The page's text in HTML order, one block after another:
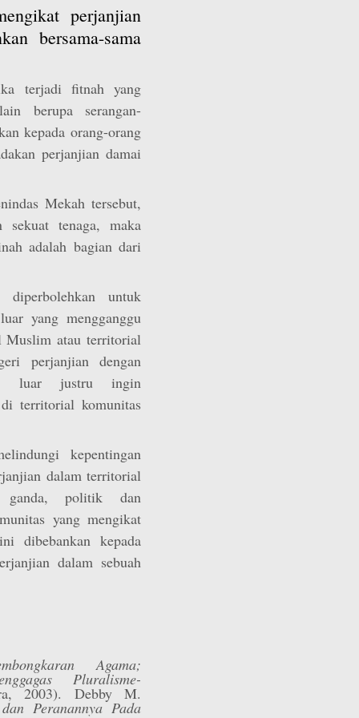
perjanjian
bersama-sama
terjadi fitnah yang
berupa serangan-
kepada orang-orang
perjanjian damai
Mekah tersebut,
sekuat tenaga, maka
adalah bagian dari
untuk
yang mengganggu
Muslim atau territorial
perjanjian dengan
luar justru ingin
territorial komunitas
kepentingan
dalam territorial
politik dan
yang mengikat
dibebankan kepada
dalam sebuah
Agama;
Pluralisme-
2003). Debby M.
Peranannya Pada